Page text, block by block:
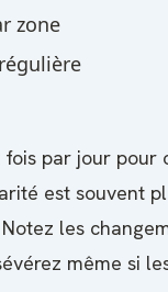
zone
régulière
par jour pour
est souvent
les
même si